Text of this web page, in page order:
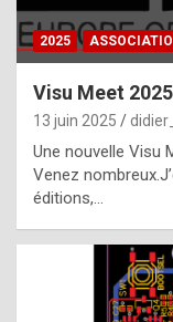
2025
Visu Meet
13 juin 2025
Une nouvelle Visu
Venez
éditions,…